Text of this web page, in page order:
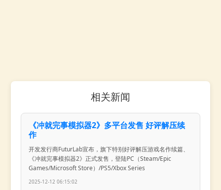
相关新闻
《冲就完事模拟器2》多平台发售 好评解压续
作
开发发行商FuturLab宣布，旗下特别好评解压游戏名作续篇、
《冲就完事模拟器2》正式发售，登陆PC（Steam/Epic
Games/Microsoft Store）/PS5/Xbox Series
2025-12-12 06:15:02